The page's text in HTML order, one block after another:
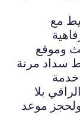
مع
وموقع
سداد مرنة
خدمة
بلا
ولحجز موعد